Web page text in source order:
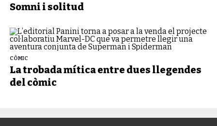
Somni i solitud
CÒMIC
La trobada mítica entre dues llegendes
del còmic